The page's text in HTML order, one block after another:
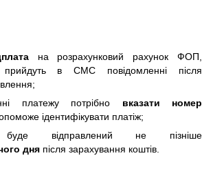
на розрахунковий рахунок ФОП,
прийдуть в СМС повідомленні після
платежу потрібно вказати номер
ідентифікувати платіж;
відправлений не пізніше
дня після зарахування коштів.